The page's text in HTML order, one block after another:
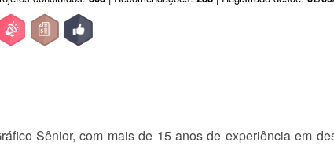
Sênior, com mais de 15 anos de experiência em